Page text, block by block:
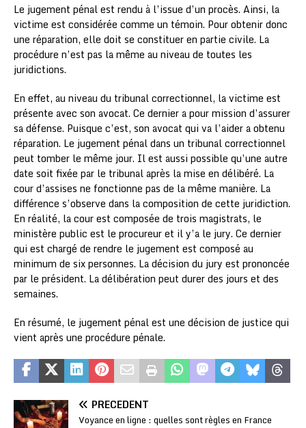
Le jugement pénal est rendu à l’issue d’un procès. Ainsi, la
victime est considérée comme un témoin. Pour obtenir donc
une réparation, elle doit se constituer en partie civile. La
procédure n’est pas la même au niveau de toutes les
juridictions.
En effet, au niveau du tribunal correctionnel, la victime est
présente avec son avocat. Ce dernier a pour mission d’assurer
sa défense. Puisque c’est, son avocat qui va l’aider a obtenu
réparation. Le jugement pénal dans un tribunal correctionnel
peut tomber le même jour. Il est aussi possible qu’une autre
date soit fixée par le tribunal après la mise en délibéré. La
cour d’assises ne fonctionne pas de la même manière. La
différence s’observe dans la composition de cette juridiction.
En réalité, la cour est composée de trois magistrats, le
ministère public est le procureur et il y’a le jury. Ce dernier
qui est chargé de rendre le jugement est composé au
minimum de six personnes. La décision du jury est prononcée
par le président. La délibération peut durer des jours et des
semaines.
En résumé, le jugement pénal est une décision de justice qui
vient après une procédure pénale.
PRÉCÉDENT
Voyance en ligne : quelles sont règles en France